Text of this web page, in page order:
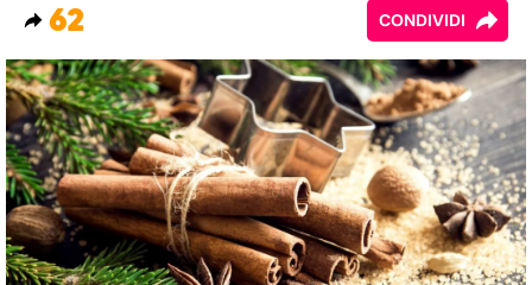
62 CONDIVIDI